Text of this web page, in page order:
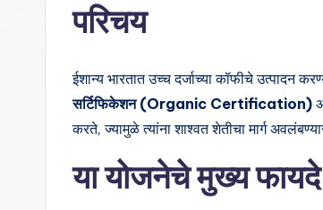
परिचय
ईशान्य भारतात उच्च दर्जाच्या कॉफीचे उत्पादन
सर्टिफिकेशन (Organic Certification)
करते, ज्यामुळे त्यांना शाश्वत शेतीचा मार्ग
या योजनेचे मुख्य